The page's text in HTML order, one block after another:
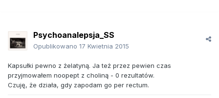
Psychoanalepsja_SS
Opublikowano 17 Kwietnia 2015
Kapsułki pewno z żelatyną. Ja też przez pewien czas
przyjmowałem noopept z choliną - 0 rezultatów.
Czuję, że działa, gdy zapodam go per rectum.